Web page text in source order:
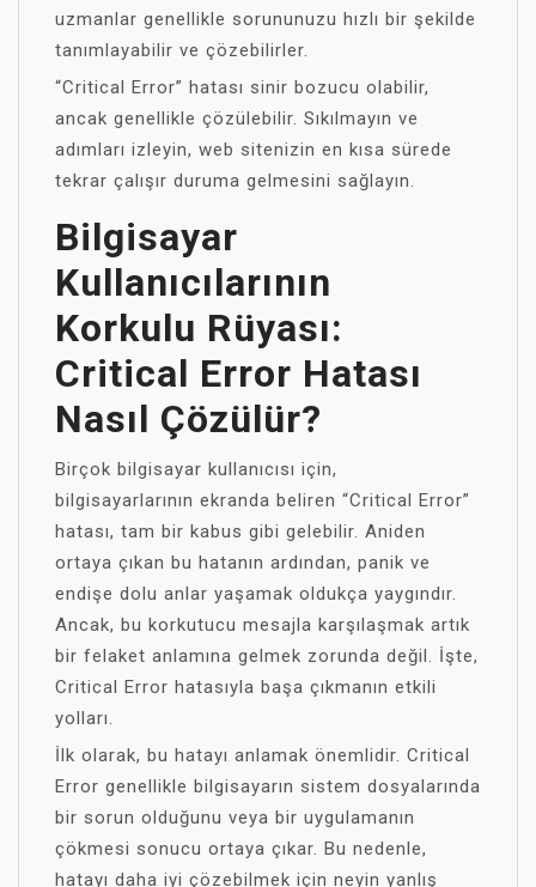
uzmanlar genellikle sorununuzu hızlı bir şekilde
tanımlayabilir ve çözebilirler.
“Critical Error” hatası sinir bozucu olabilir,
ancak genellikle çözülebilir. Sıkılmayın ve
adımları izleyin, web sitenizin en kısa sürede
tekrar çalışır duruma gelmesini sağlayın.
Bilgisayar
Kullanıcılarının
Korkulu Rüyası:
Critical Error Hatası
Nasıl Çözülür?
Birçok bilgisayar kullanıcısı için,
bilgisayarlarının ekranda beliren “Critical Error”
hatası, tam bir kabus gibi gelebilir. Aniden
ortaya çıkan bu hatanın ardından, panik ve
endişe dolu anlar yaşamak oldukça yaygındır.
Ancak, bu korkutucu mesajla karşılaşmak artık
bir felaket anlamına gelmek zorunda değil. İşte,
Critical Error hatasıyla başa çıkmanın etkili
yolları.
İlk olarak, bu hatayı anlamak önemlidir. Critical
Error genellikle bilgisayarın sistem dosyalarında
bir sorun olduğunu veya bir uygulamanın
çökmesi sonucu ortaya çıkar. Bu nedenle,
hatayı daha iyi çözebilmek için neyin yanlış